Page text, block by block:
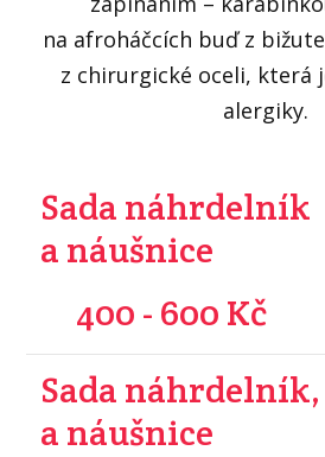
na afroháčcích buď z
z chirurgické oceli, která
alergiky.
Sada náhrdelník
a náušnice
400 - 600 Kč
Sada
a náušnice